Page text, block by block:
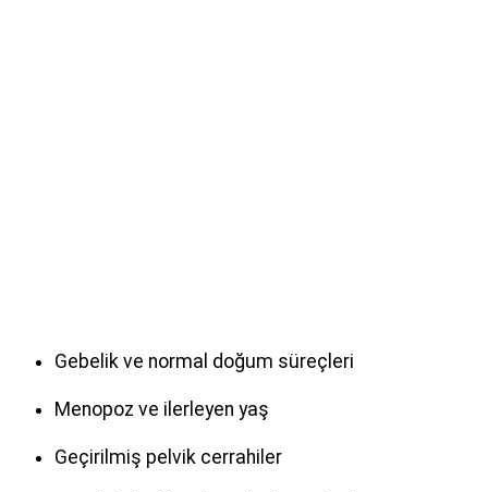
Gebelik ve normal doğum süreçleri
Menopoz ve ilerleyen yaş
Geçirilmiş pelvik cerrahiler